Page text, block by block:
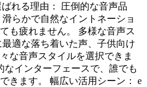
れる理由： 圧倒的な音声品
らかで自然なイントネーショ
も疲れません。 多様な音声ス
適な落ち着いた声、子供向け
な音声スタイルを選択できま
なインターフェースで、誰でも
きます。 幅広い活用シーン： e